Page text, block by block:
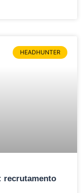
HEADHUNTER
recrutamento